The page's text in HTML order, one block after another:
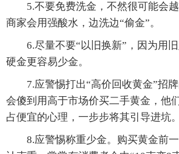
5.不要免费洗金，不然很可能会越
商家会用强酸水，边洗边“偷金”。
6.尽量不要“以旧换新”，因为用旧
硬金更容易少金。
7.应警惕打出“高价回收黄金”招牌
会傻到用高于市场价买二手黄金，他
占便宜的心理，一步步将其引导进坑。
8.应警惕称重少金。购买黄金前一